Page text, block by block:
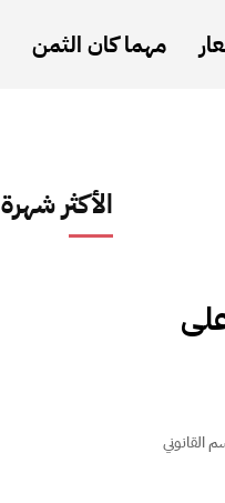
مهما كان الثمن
الأكثر شهرة
القانوني